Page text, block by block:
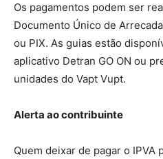
Os pagamentos podem ser
Documento Único de
ou PIX. As guias estão
aplicativo Detran GO ON ou
unidades do Vapt Vupt.
Alerta ao contribuinte
Quem deixar de pagar o IPVA